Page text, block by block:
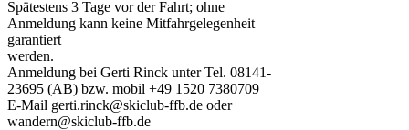
Spätestens 3 Tage vor der Fahrt; ohne
Anmeldung kann keine Mitfahrgelegenheit
garantiert
werden.
Anmeldung bei Gerti Rinck unter Tel. 08141-
23695 (AB) bzw. mobil +49 1520 7380709
E-Mail gerti.rinck@skiclub-ffb.de oder
wandern@skiclub-ffb.de